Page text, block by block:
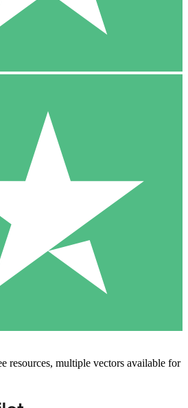
resources, multiple vectors available for